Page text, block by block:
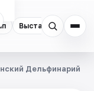
Выставки
Дельфинарий